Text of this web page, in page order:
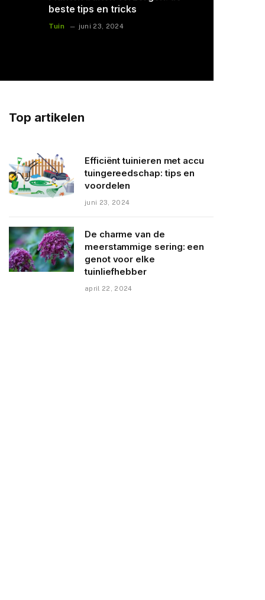
meerstammige sering: een
genot voor elke tuinliefhebber
Planten april 22, 2024
Top artikelen
Efficiënt tuinieren met accu
tuingereedschap: tips en
voordelen
juni 23, 2024
De charme van de
meerstammige sering: een
genot voor elke
tuinliefhebber
april 22, 2024